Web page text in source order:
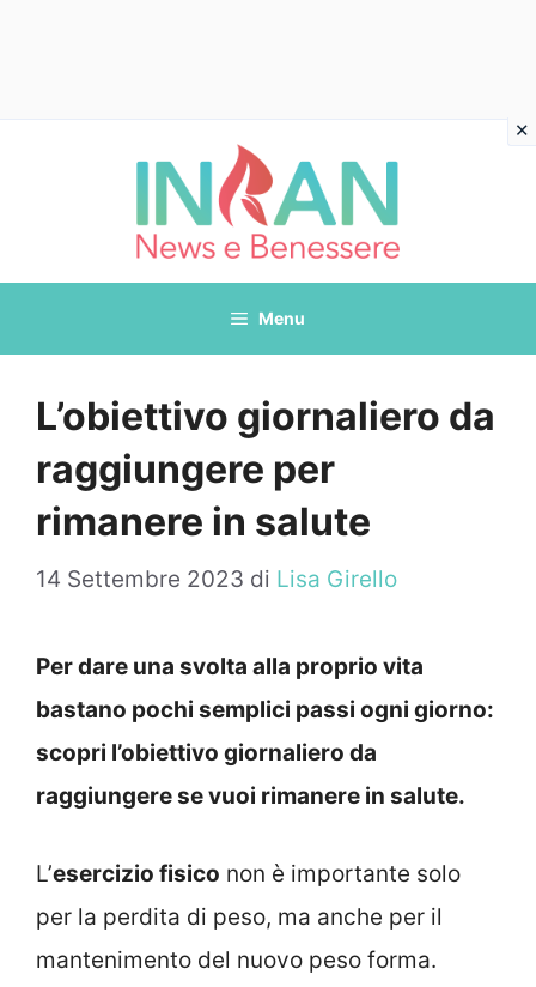
Menu
L’obiettivo giornaliero da
raggiungere per
rimanere in salute
14 Settembre 2023 di Lisa Girello
Per dare una svolta alla proprio vita
bastano pochi semplici passi ogni giorno:
scopri l’obiettivo giornaliero da
raggiungere se vuoi rimanere in salute.
L’esercizio fisico non è importante solo
per la perdita di peso, ma anche per il
mantenimento del nuovo peso forma.